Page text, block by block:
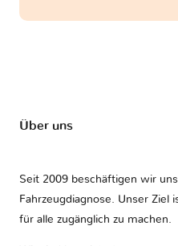
Über uns
Seit 2009 beschäftigen wir
Fahrzeugdiagnose. Unser Ziel
für alle zugänglich zu machen.